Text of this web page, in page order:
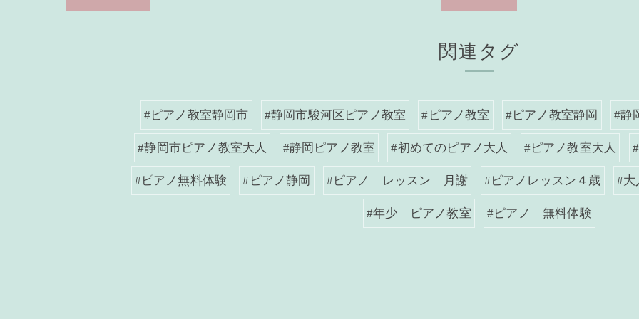
関連タグ
#ピアノ教室静岡市 #静岡市駿河区ピアノ教室 #ピアノ教室 #ピアノ教室静岡 #静
#静岡市ピアノ教室大人 #静岡ピアノ教室 #初めてのピアノ大人 #ピアノ教室大人
#ピアノ無料体験 #ピアノ静岡 #ピアノ レッスン 月謝 #ピアノレッスン４歳 #大
#年少 ピアノ教室 #ピアノ 無料体験